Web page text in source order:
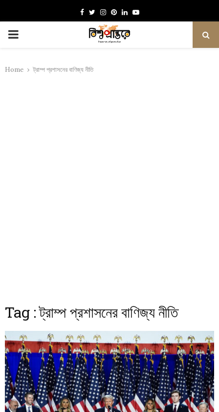
Facebook
TwitterInstagram
Pinterest
LinkedinYoutube
PRIMARY
Home ট্রাম্প প্রশাসনের বাণিজ্য নীতি
Tag : ট্রাম্প প্রশাসনের বাণিজ্য নীতি